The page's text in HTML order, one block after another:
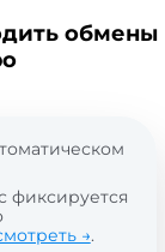
обмены
фиксируется
→.